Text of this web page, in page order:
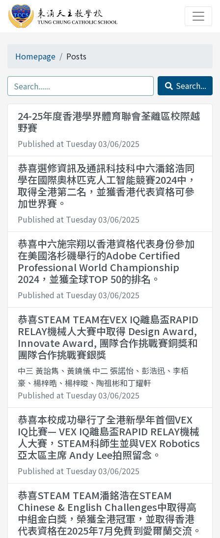
Homepage Posts
Search...
24-25年度香港學界體育聯會荃離區校際越
野賽
Published at Tuesday 03/06/2025
恭喜選修資訊及通訊科技科中六潘銘浩同
學在國際奧林匹克人工智能競賽2024中，
取得全港第二名，並獲香港代表資格可參
加世界賽。
Published at Tuesday 03/06/2025
恭喜中六施宗翔以香港資格代表身份參加
在美國洛杉磯舉行的Adobe Certified
Professional World Championship
2024，並獲全球TOP 50的排名。
Published at Tuesday 03/06/2025
恭喜STEAM TEAM在VEX IQ離島盃RAPID
RELAY機械人大賽中取得 Design Award,
Innovate Award, 團隊合作挑戰賽銅獎和
團隊合作挑戰賽銀獎
中三 黃詒雋、黃鐃儀 中二 張諾怡、彭浩迅、李栢
豪、楊梓晧、楊梓晙、陶祖彬和丁耀軒
Published at Tuesday 03/06/2025
恭喜本校成功舉行了全港新學年首個VEX
IQ比賽— VEX IQ離島盃RAPID RELAY機械
人大賽，STEAM科師生並與VEX Robotics
亞太區主席 Andy Lee拍照留念。
Published at Tuesday 03/06/2025
恭喜STEAM TEAM潘銘浩在STEAM
Chinese & English Challenges中取得高
中組金白獎，榮獲全港冠軍，並取得香港
代表資格在2025年7月免費到愛爾蘭交流。